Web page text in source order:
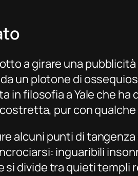
a girare una
un plotone di
filosofia a Yale che
pur con qualche
alcuni punti di
inguaribili
divide tra quieti templi